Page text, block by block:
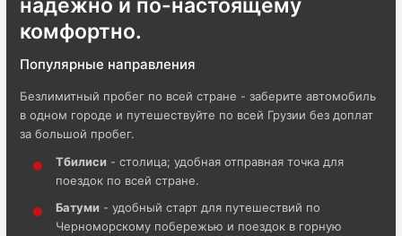
комфортно.
Популярные направления
Безлимитный пробег по всей стране - заберите автомобиль
в одном городе и путешествуйте по всей Грузии без доплат
за большой пробег.
Тбилиси - столица; удобная отправная точка для
поездок по всей стране.
Батуми - удобный старт для путешествий по
Черноморскому побережью и поездок в горную